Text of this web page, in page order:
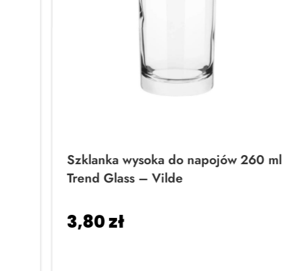
Szklanka wysoka do napojów 260 ml
Trend Glass – Vilde
3,80zł